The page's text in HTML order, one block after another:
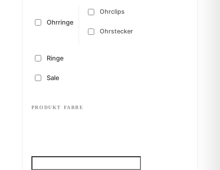
Ohrringe
Ohrclips
Ohrstecker
Ringe
Sale
PRODUKT FARBE